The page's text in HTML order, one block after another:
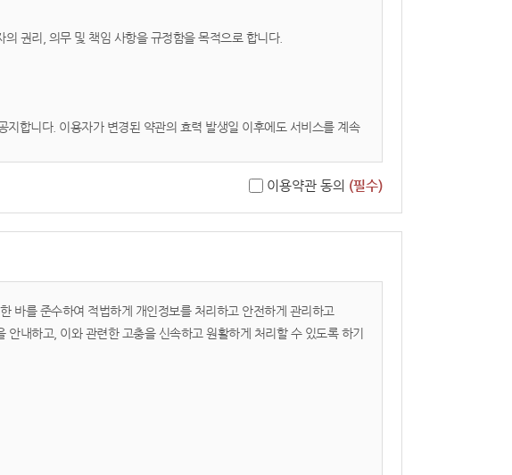
권리, 의무 및 책임 사항을 규정함을 목적으로 합니다.
합니다. 이용자가 변경된 약관의 효력 발생일 이후에도 서비스를 계속
이용약관 동의 (필수)
바를 준수하여 적법하게 개인정보를 처리하고 안전하게 관리하고
안내하고, 이와 관련한 고충을 신속하고 원활하게 처리할 수 있도록 하기